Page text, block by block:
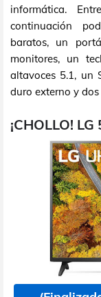
informática.
continuación
baratos, un
monitores, un
altavoces 5.1, un
duro externo y
¡CHOLLO!